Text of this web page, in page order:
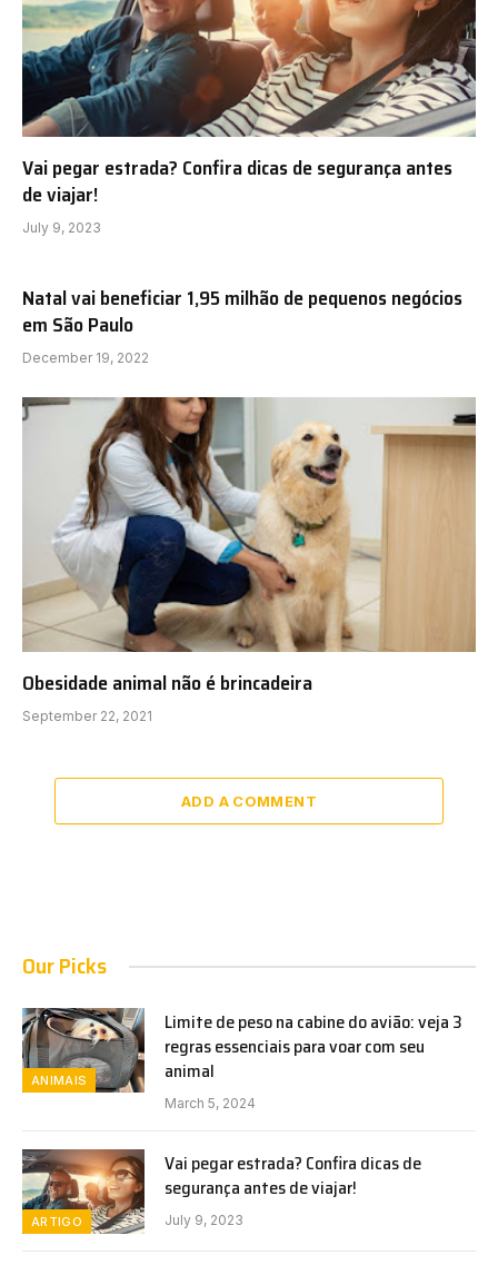
Vai pegar estrada? Confira dicas de segurança antes
de viajar!
July 9, 2023
Natal vai beneficiar 1,95 milhão de pequenos negócios
em São Paulo
December 19, 2022
Obesidade animal não é brincadeira
September 22, 2021
ADD A COMMENT
Our Picks
ANIMAIS
Limite de peso na cabine do avião: veja 3
regras essenciais para voar com seu
animal
March 5, 2024
ARTIGO
Vai pegar estrada? Confira dicas de
segurança antes de viajar!
July 9, 2023